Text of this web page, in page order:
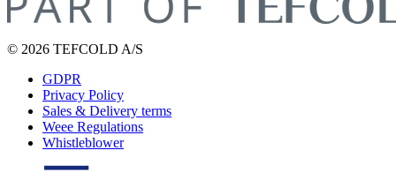
© 2026 TEFCOLD A/S
GDPR
Privacy Policy
Sales & Delivery terms
Weee Regulations
Whistleblower